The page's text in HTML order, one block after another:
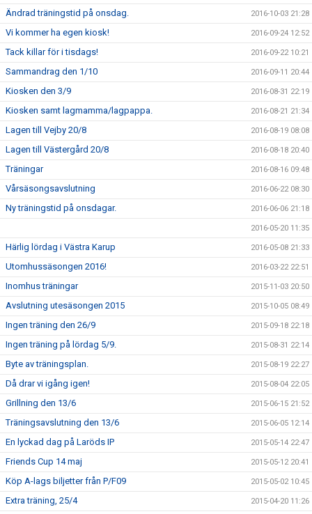
Ändrad träningstid på onsdag. 2016-10-03 21:28
Vi kommer ha egen kiosk! 2016-09-24 12:52
Tack killar för i tisdags! 2016-09-22 10:21
Sammandrag den 1/10 2016-09-11 20:44
Kiosken den 3/9 2016-08-31 22:19
Kiosken samt lagmamma/lagpappa. 2016-08-21 21:34
Lagen till Vejby 20/8 2016-08-19 08:08
Lagen till Västergård 20/8 2016-08-18 20:40
Träningar 2016-08-16 09:48
Vårsäsongsavslutning 2016-06-22 08:30
Ny träningstid på onsdagar. 2016-06-06 21:18
2016-05-20 11:35
Härlig lördag i Västra Karup 2016-05-08 21:33
Utomhussäsongen 2016! 2016-03-22 22:51
Inomhus träningar 2015-11-03 20:50
Avslutning utesäsongen 2015 2015-10-05 08:49
Ingen träning den 26/9 2015-09-18 22:18
Ingen träning på lördag 5/9. 2015-08-31 22:14
Byte av träningsplan. 2015-08-19 22:27
Då drar vi igång igen! 2015-08-04 22:05
Grillning den 13/6 2015-06-15 21:52
Träningsavslutning den 13/6 2015-06-05 12:14
En lyckad dag på Laröds IP 2015-05-14 22:47
Friends Cup 14 maj 2015-05-12 20:41
Köp A-lags biljetter från P/F09 2015-05-02 10:45
Extra träning, 25/4 2015-04-20 11:26